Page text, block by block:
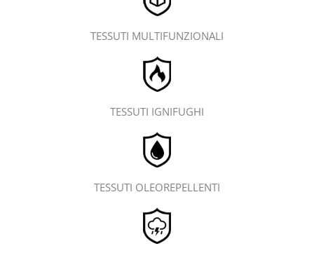
TESSUTI MULTIFUNZIONALI
TESSUTI IGNIFUGHI
TESSUTI OLEOREPELLENTI